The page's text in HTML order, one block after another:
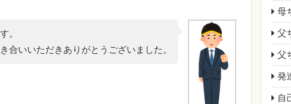
。
合いいただきありがとうございました。
母
父
父
発
自